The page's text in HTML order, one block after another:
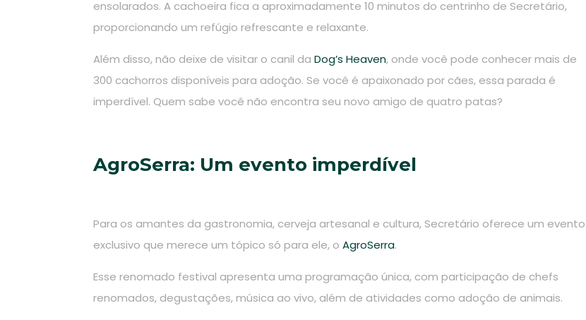
ensolarados. A cachoeira fica a aproximadamente 10 minutos do centrinho de Secretário,
proporcionando um refúgio refrescante e relaxante.
Além disso, não deixe de visitar o canil da Dog’s Heaven, onde você pode conhecer mais de
300 cachorros disponíveis para adoção. Se você é apaixonado por cães, essa parada é
imperdível. Quem sabe você não encontra seu novo amigo de quatro patas?
AgroSerra: Um evento imperdível
Para os amantes da gastronomia, cerveja artesanal e cultura, Secretário oferece um evento
exclusivo que merece um tópico só para ele, o AgroSerra.
Esse renomado festival apresenta uma programação única, com participação de chefs
renomados, degustações, música ao vivo, além de atividades como adoção de animais.